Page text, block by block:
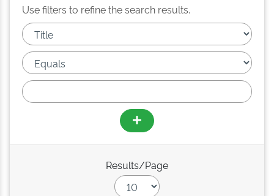
Use filters to refine the search results.
Results/Page